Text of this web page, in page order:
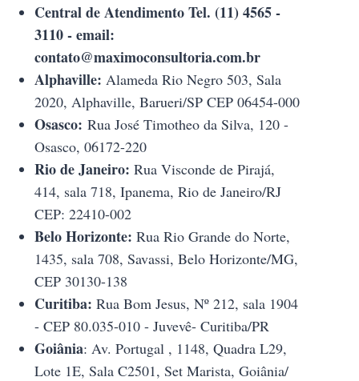
Central de Atendimento Tel. (11) 4565 -
3110 - email:
contato@maximoconsultoria.com.br
Alphaville: Alameda Rio Negro 503, Sala
2020, Alphaville, Barueri/SP CEP 06454-000
Osasco: Rua José Timotheo da Silva, 120 -
Osasco, 06172-220
Rio de Janeiro: Rua Visconde de Pirajá,
414, sala 718, Ipanema, Rio de Janeiro/RJ
CEP: 22410-002
Belo Horizonte: Rua Rio Grande do Norte,
1435, sala 708, Savassi, Belo Horizonte/MG,
CEP 30130-138
Curitiba: Rua Bom Jesus, Nº 212, sala 1904
- CEP 80.035-010 - Juvevê- Curitiba/PR
Goiânia: Av. Portugal , 1148, Quadra L29,
Lote 1E, Sala C2501, Set Marista, Goiânia/